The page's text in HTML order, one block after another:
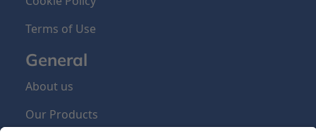
Terms of Use
General
About us
Our Products